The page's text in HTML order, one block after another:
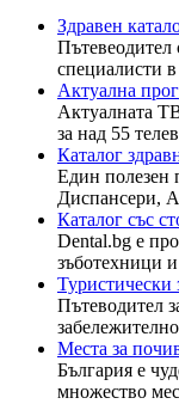
Здравен
Пътевеодител
специалисти
Актуална
Актуалната
за над 55
Каталог
Един полезен
Диспансери,
Каталог със
Dental.bg е
зъботехници
Туристически
Пътеводител
Места за
България е
множество